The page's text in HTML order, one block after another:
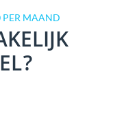
PER MAAND